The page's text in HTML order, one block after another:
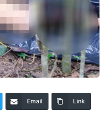
Email Link